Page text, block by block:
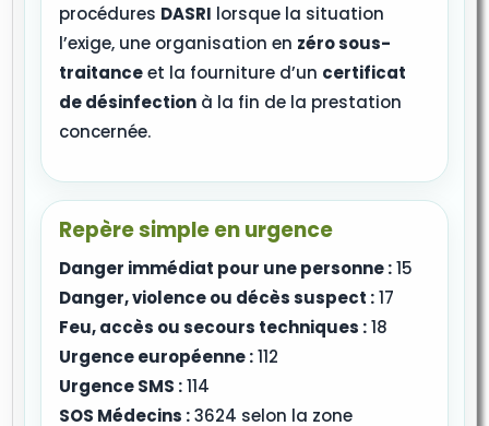
procédures DASRI lorsque la situation
l’exige, une organisation en zéro sous-
traitanceet la fourniture d’un certificat
de désinfection à la fin de la prestation
concernée.
Repère simple en urgence
Danger immédiat pour une personne :15
Danger, violence ou décès suspect :17
Feu, accès ou secours techniques :18
Urgence européenne :112
Urgence SMS :114
SOS Médecins :3624 selon la zone